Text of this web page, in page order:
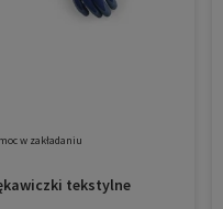
w zakładaniu
tekstylne